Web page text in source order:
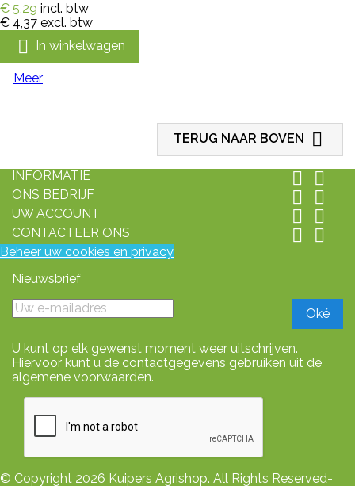
€ 5,29 incl. btw
€ 4,37 excl. btw
 In winkelwagen
Meer
TERUG NAAR BOVEN 
INFORMATIE  
ONS BEDRIJF  
UW ACCOUNT  
CONTACTEER ONS  
Beheer uw cookies en privacy
Nieuwsbrief
U kunt op elk gewenst moment weer uitschrijven.
Hiervoor kunt u de contactgegevens gebruiken uit de
algemene voorwaarden.
© Copyright 2026 Kuipers Agrishop. All Rights Reserved-